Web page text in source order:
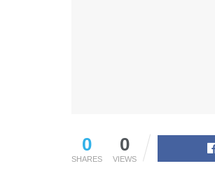
0
SHARES
0
VIEWS